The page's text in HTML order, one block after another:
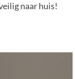
naar huis!